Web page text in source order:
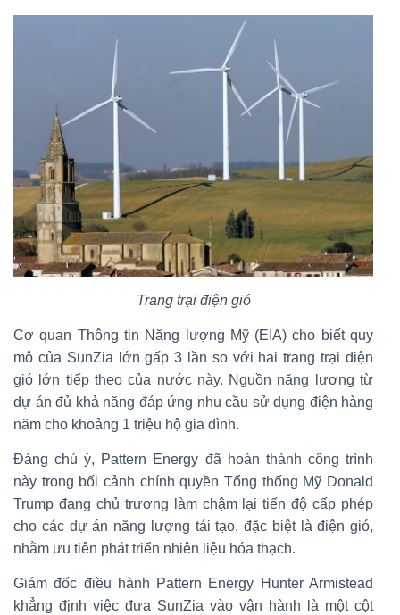
Trang trại điện gió
Cơ quan Thông tin Năng lượng Mỹ (EIA) cho biết quy
mô của SunZia lớn gấp 3 lần so với hai trang trại điện
gió lớn tiếp theo của nước này. Nguồn năng lượng từ
dự án đủ khả năng đáp ứng nhu cầu sử dụng điện hàng
năm cho khoảng 1 triệu hộ gia đình.
Đáng chú ý, Pattern Energy đã hoàn thành công trình
này trong bối cảnh chính quyền Tổng thống Mỹ Donald
Trump đang chủ trương làm chậm lại tiến độ cấp phép
cho các dự án năng lượng tái tạo, đặc biệt là điện gió,
nhằm ưu tiên phát triển nhiên liệu hóa thạch.
Giám đốc điều hành Pattern Energy Hunter Armistead
khẳng định việc đưa SunZia vào vận hành là một cột